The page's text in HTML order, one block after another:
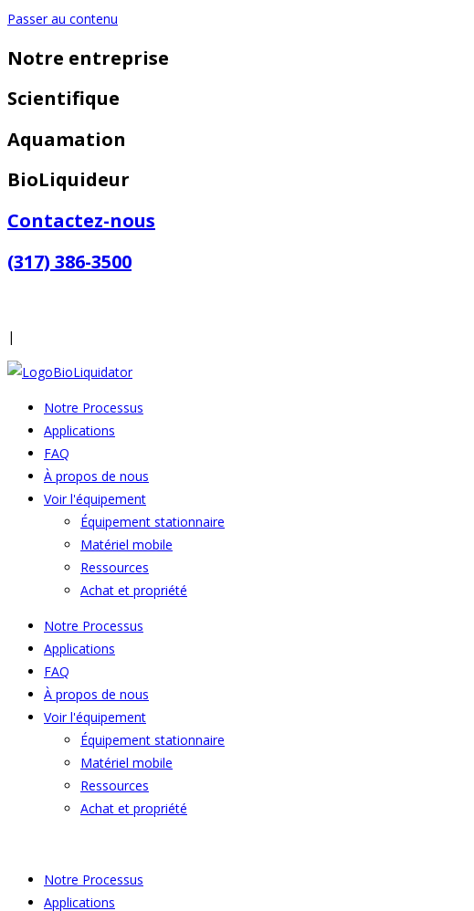
Passer au contenu
Notre entreprise
Scientifique
Aquamation
BioLiquideur
Contactez-nous
(317) 386-3500
|
Notre Processus
Applications
FAQ
À propos de nous
Voir l'équipement
Équipement stationnaire
Matériel mobile
Ressources
Achat et propriété
Notre Processus
Applications
FAQ
À propos de nous
Voir l'équipement
Équipement stationnaire
Matériel mobile
Ressources
Achat et propriété
Notre Processus
Applications